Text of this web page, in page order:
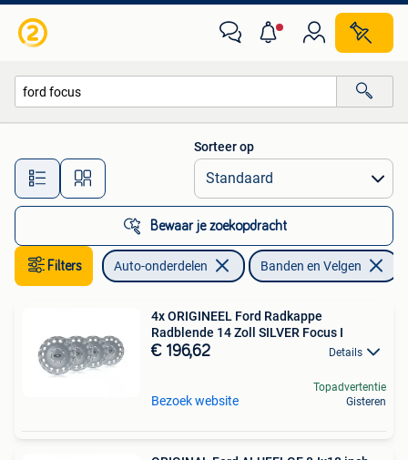
Alle afstanden…
Sorteer op
Bewaar je zoekopdracht
Filters Auto-onderdelen Banden en Velgen
4x ORIGINEEL Ford Radkappe
Radblende 14 Zoll SILVER Focus I
€ 196,62 Details
Bezoek website
Topadvertentie
Gisteren